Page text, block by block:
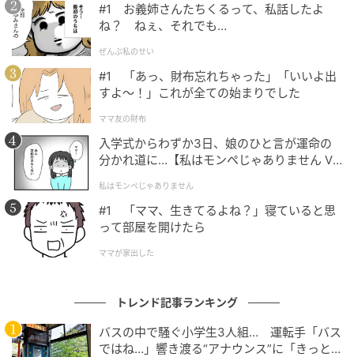
が込められているからこそ、「素敵」だと感じること
を覚えておきたいですね。
2、信頼していた親友が…予想外の出来事に言
葉を失う
2025年9月、UBARU(本物)（@KenjiUbaru）さんが、
「親友がとんでもないことをしでかした」について
X（旧Twitter）に投稿したところ、当時注目を集めま
した。
投稿者さんの親友は、いったい何をしてしまったので
※下記の日付のリンクからX（旧Twitter）に移動しま
す
#1 お義姉さんたちくるって、私話したよ
ね？ ねぇ、それでも…
ぜんぶ私のせい
#1 「あっ、財布忘れちゃった」「いいよ出
すよ〜！」これが全ての始まりでした
ママ友の財布
入学式からわずか3日、娘のひと言が運命の
分かれ道に…【私はモンペじゃありません Vo
私はモンペじゃありません
#1 「ママ、生きてるよね？」寝ていると思
って部屋を開けたら
ママが家出した
トレンド記事ランキング
バスの中で騒ぐ小学生3人組… 運転手「バス
ではね…」響き渡る“アナウンス”に「きっと